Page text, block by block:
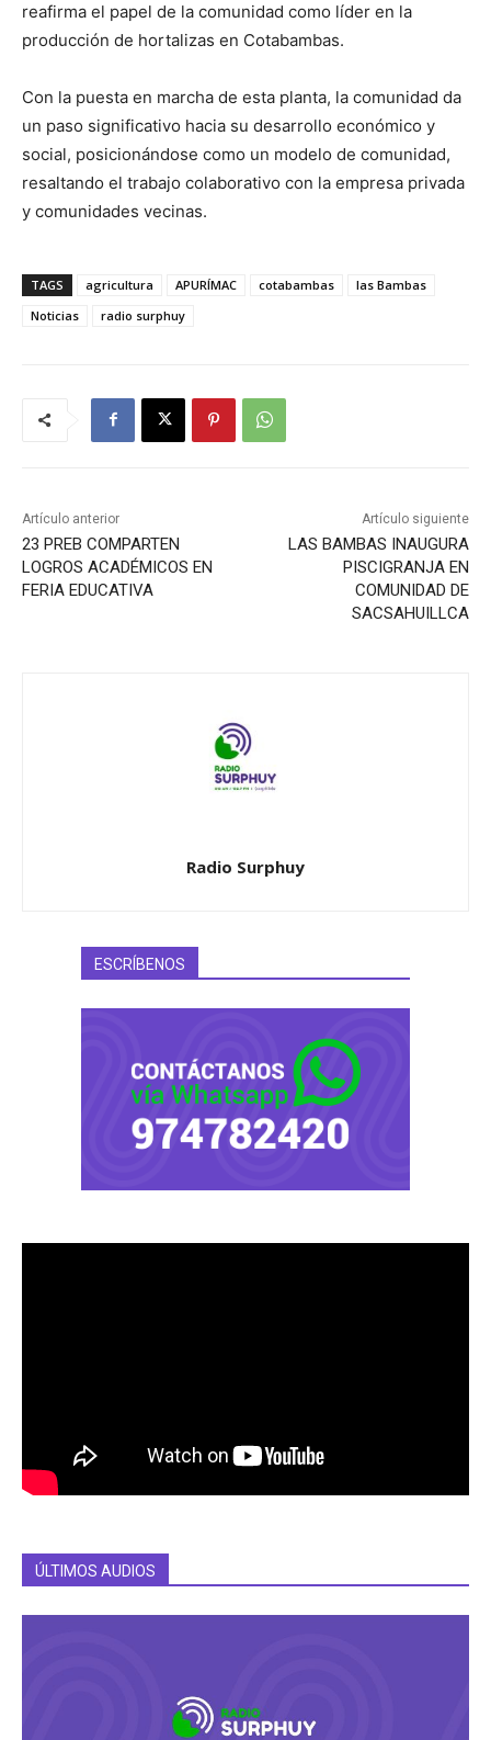
reafirma el papel de la comunidad como líder en la
producción de hortalizas en Cotabambas.
Con la puesta en marcha de esta planta, la comunidad da
un paso significativo hacia su desarrollo económico y
social, posicionándose como un modelo de comunidad,
resaltando el trabajo colaborativo con la empresa privada
y comunidades vecinas.
TAGS agricultura APURÍMAC cotabambas
las Bambas
Noticias
radio surphuy
Artículo anterior
23 PREB COMPARTEN
LOGROS ACADÉMICOS EN
FERIA EDUCATIVA
Artículo siguiente
LAS BAMBAS INAUGURA
PISCIGRANJA EN
COMUNIDAD DE
SACSAHUILLCA
Radio Surphuy
ESCRÍBENOS
ÚLTIMOS AUDIOS